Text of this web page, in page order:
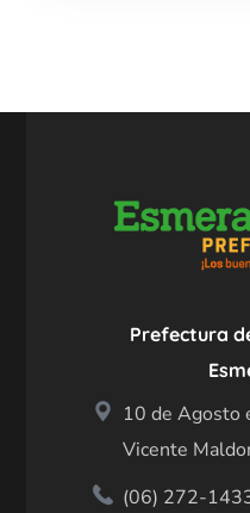
Prefectura
10 de Agosto
Vicente
(06) 272-